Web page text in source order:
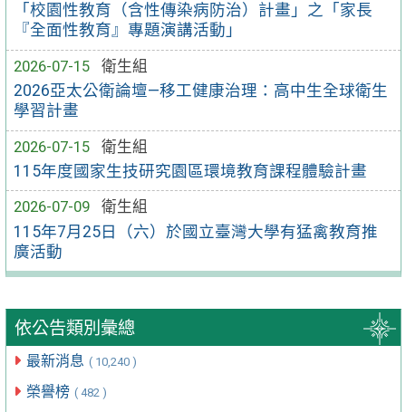
「校園性教育（含性傳染病防治）計畫」之「家長
『全面性教育』專題演講活動」
2026-07-15
衛生組
2026亞太公衛論壇—移工健康治理：高中生全球衛生
學習計畫
2026-07-15
衛生組
115年度國家生技研究園區環境教育課程體驗計畫
2026-07-09
衛生組
115年7月25日（六）於國立臺灣大學有猛禽教育推
廣活動
依公告類別彙總
最新消息 ( 10,240 )
榮譽榜 ( 482 )